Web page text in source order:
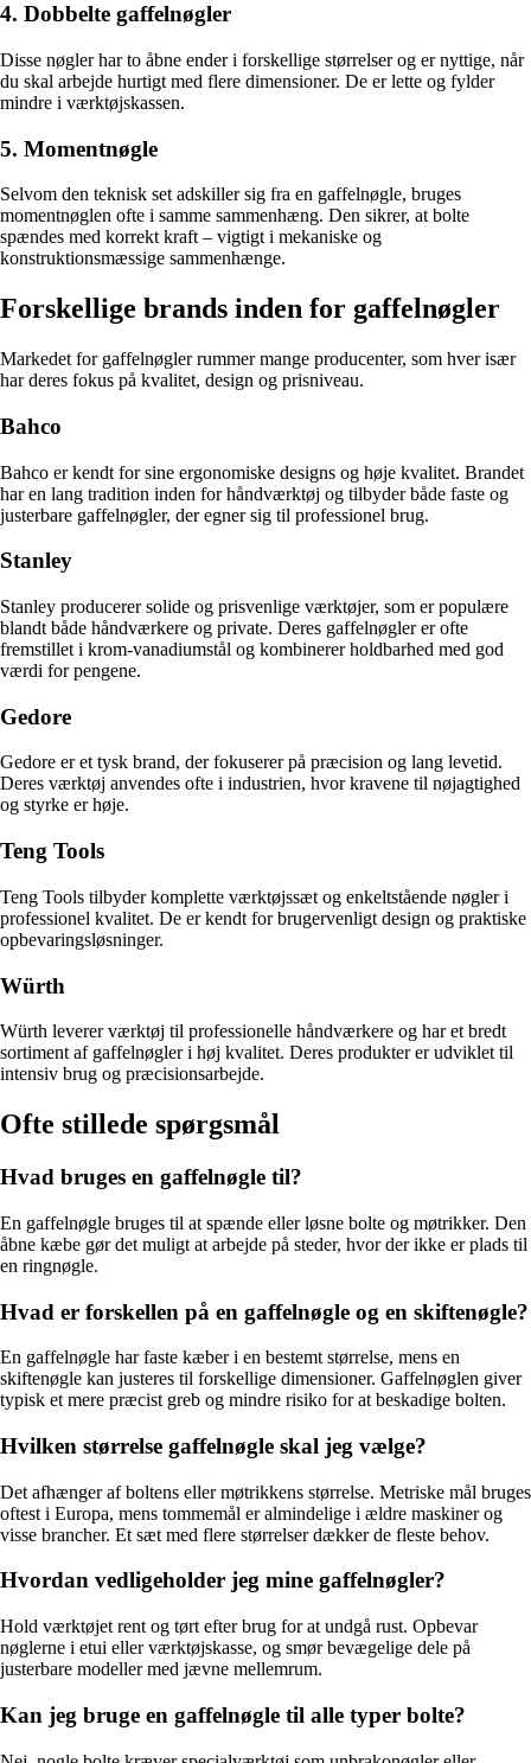
4. Dobbelte gaffelnøgler
Disse nøgler har to åbne ender i forskellige størrelser og er nyttige, når
du skal arbejde hurtigt med flere dimensioner. De er lette og fylder
mindre i værktøjskassen.
5. Momentnøgle
Selvom den teknisk set adskiller sig fra en gaffelnøgle, bruges
momentnøglen ofte i samme sammenhæng. Den sikrer, at bolte
spændes med korrekt kraft – vigtigt i mekaniske og
konstruktionsmæssige sammenhænge.
Forskellige brands inden for gaffelnøgler
Markedet for gaffelnøgler rummer mange producenter, som hver især
har deres fokus på kvalitet, design og prisniveau.
Bahco
Bahco er kendt for sine ergonomiske designs og høje kvalitet. Brandet
har en lang tradition inden for håndværktøj og tilbyder både faste og
justerbare gaffelnøgler, der egner sig til professionel brug.
Stanley
Stanley producerer solide og prisvenlige værktøjer, som er populære
blandt både håndværkere og private. Deres gaffelnøgler er ofte
fremstillet i krom-vanadiumstål og kombinerer holdbarhed med god
værdi for pengene.
Gedore
Gedore er et tysk brand, der fokuserer på præcision og lang levetid.
Deres værktøj anvendes ofte i industrien, hvor kravene til nøjagtighed
og styrke er høje.
Teng Tools
Teng Tools tilbyder komplette værktøjssæt og enkeltstående nøgler i
professionel kvalitet. De er kendt for brugervenligt design og praktiske
opbevaringsløsninger.
Würth
Würth leverer værktøj til professionelle håndværkere og har et bredt
sortiment af gaffelnøgler i høj kvalitet. Deres produkter er udviklet til
intensiv brug og præcisionsarbejde.
Ofte stillede spørgsmål
Hvad bruges en gaffelnøgle til?
En gaffelnøgle bruges til at spænde eller løsne bolte og møtrikker. Den
åbne kæbe gør det muligt at arbejde på steder, hvor der ikke er plads til
en ringnøgle.
Hvad er forskellen på en gaffelnøgle og en skiftenøgle?
En gaffelnøgle har faste kæber i en bestemt størrelse, mens en
skiftenøgle kan justeres til forskellige dimensioner. Gaffelnøglen giver
typisk et mere præcist greb og mindre risiko for at beskadige bolten.
Hvilken størrelse gaffelnøgle skal jeg vælge?
Det afhænger af boltens eller møtrikkens størrelse. Metriske mål bruges
oftest i Europa, mens tommemål er almindelige i ældre maskiner og
visse brancher. Et sæt med flere størrelser dækker de fleste behov.
Hvordan vedligeholder jeg mine gaffelnøgler?
Hold værktøjet rent og tørt efter brug for at undgå rust. Opbevar
nøglerne i etui eller værktøjskasse, og smør bevægelige dele på
justerbare modeller med jævne mellemrum.
Kan jeg bruge en gaffelnøgle til alle typer bolte?